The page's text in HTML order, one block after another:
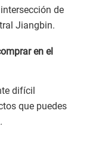
de
Jiangbin.
en el
difícil
que puedes